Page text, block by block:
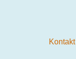
Kontakt